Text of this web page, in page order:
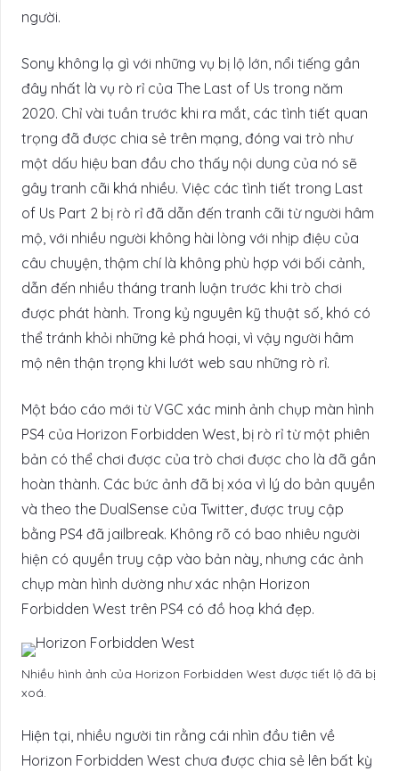
người.
Sony không lạ gì với những vụ bị lộ lớn, nổi tiếng gần
đây nhất là vụ rò rỉ của The Last of Us trong năm
2020. Chỉ vài tuần trước khi ra mắt, các tình tiết quan
trọng đã được chia sẻ trên mạng, đóng vai trò như
một dấu hiệu ban đầu cho thấy nội dung của nó sẽ
gây tranh cãi khá nhiều. Việc các tình tiết trong Last
of Us Part 2 bị rò rỉ đã dẫn đến tranh cãi từ người hâm
mộ, với nhiều người không hài lòng với nhịp điệu của
câu chuyện, thậm chí là không phù hợp với bối cảnh,
dẫn đến nhiều tháng tranh luận trước khi trò chơi
được phát hành. Trong kỷ nguyên kỹ thuật số, khó có
thể tránh khỏi những kẻ phá hoại, vì vậy người hâm
mộ nên thận trọng khi lướt web sau những rò rỉ.
Một báo cáo mới từ VGC xác minh ảnh chụp màn hình
PS4 của Horizon Forbidden West, bị rò rỉ từ một phiên
bản có thể chơi được của trò chơi được cho là đã gần
hoàn thành. Các bức ảnh đã bị xóa vì lý do bản quyền
và theo the DualSense của Twitter, được truy cập
bằng PS4 đã jailbreak. Không rõ có bao nhiêu người
hiện có quyền truy cập vào bản này, nhưng các ảnh
chụp màn hình dường như xác nhận Horizon
Forbidden West trên PS4 có đồ hoạ khá đẹp.
Nhiều hình ảnh của Horizon Forbidden West được tiết lộ đã bị
xoá.
Hiện tại, nhiều người tin rằng cái nhìn đầu tiên về
Horizon Forbidden West chưa được chia sẻ lên bất kỳ